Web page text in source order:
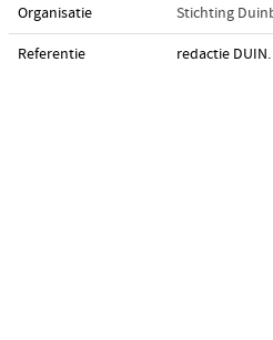
Organisatie Stichting
Referentie redactie